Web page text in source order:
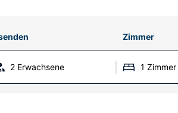
Zimmer
2 Erwachsene 1 Zimmer